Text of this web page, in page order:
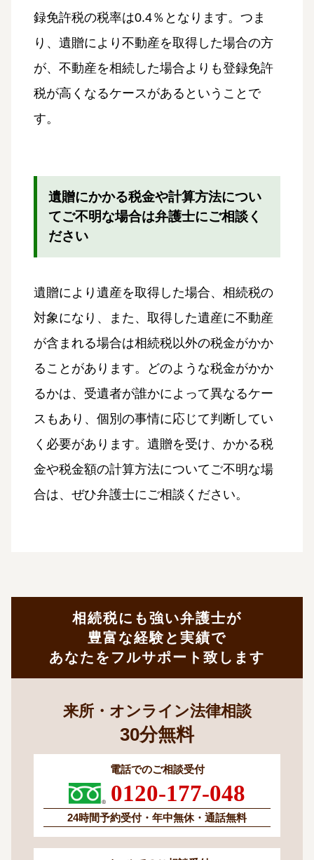
録免許税の税率は0.4％となります。つま
り、遺贈により不動産を取得した場合の方
が、不動産を相続した場合よりも登録免許
税が高くなるケースがあるということで
す。
遺贈にかかる税金や計算方法につい
てご不明な場合は弁護士にご相談く
ださい
遺贈により遺産を取得した場合、相続税の
対象になり、また、取得した遺産に不動産
が含まれる場合は相続税以外の税金がかか
ることがあります。どのような税金がかか
るかは、受遺者が誰かによって異なるケー
スもあり、個別の事情に応じて判断してい
く必要があります。遺贈を受け、かかる税
金や税金額の計算方法についてご不明な場
合は、ぜひ弁護士にご相談ください。
相続税にも強い弁護士が
豊富な経験と実績で
あなたをフルサポート致します
来所・オンライン法律相談
30分無料
電話でのご相談受付
0120-177-048
24時間予約受付・ 年中無休・通話無料